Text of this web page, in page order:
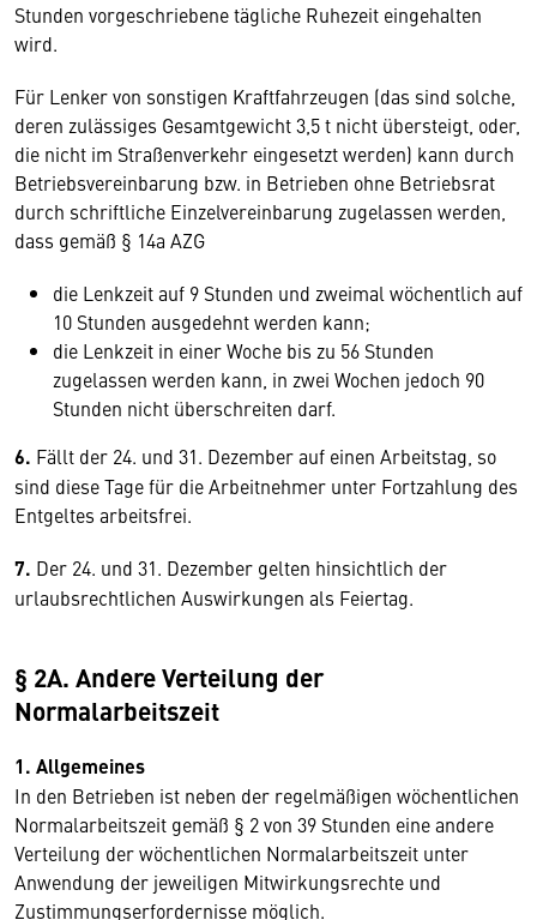
Stunden vorgeschriebene tägliche Ruhezeit eingehalten
wird.
Für Lenker von sonstigen Kraftfahrzeugen (das sind solche,
deren zulässiges Gesamtgewicht 3,5 t nicht übersteigt, oder,
die nicht im Straßenverkehr eingesetzt werden) kann durch
Betriebsvereinbarung bzw. in Betrieben ohne Betriebsrat
durch schriftliche Einzelvereinbarung zugelassen werden,
dass gemäß § 14a AZG
die Lenkzeit auf 9 Stunden und zweimal wöchentlich auf
10 Stunden ausgedehnt werden kann;
die Lenkzeit in einer Woche bis zu 56 Stunden
zugelassen werden kann, in zwei Wochen jedoch 90
Stunden nicht überschreiten darf.
6. Fällt der 24. und 31. Dezember auf einen Arbeitstag, so
sind diese Tage für die Arbeitnehmer unter Fortzahlung des
Entgeltes arbeitsfrei.
7. Der 24. und 31. Dezember gelten hinsichtlich der
urlaubsrechtlichen Auswirkungen als Feiertag.
§ 2A. Andere Verteilung der
Normalarbeitszeit
1. Allgemeines
In den Betrieben ist neben der regelmäßigen wöchentlichen
Normalarbeitszeit gemäß § 2 von 39 Stunden eine andere
Verteilung der wöchentlichen Normalarbeitszeit unter
Anwendung der jeweiligen Mitwirkungsrechte und
Zustimmungserfordernisse möglich.